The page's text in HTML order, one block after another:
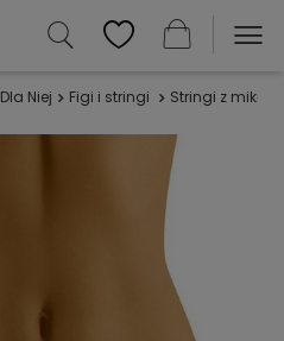
Dla Niej Figi i stringi Stringi z